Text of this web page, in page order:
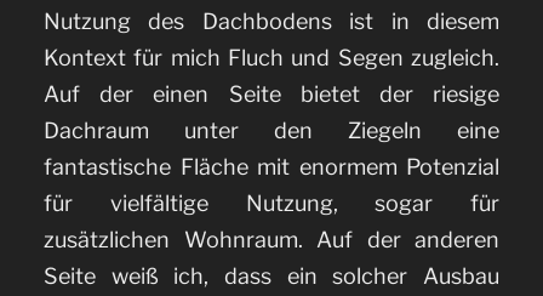
Nutzung des Dachbodens ist in diesem
Kontext für mich Fluch und Segen zugleich.
Auf der einen Seite bietet der riesige
Dachraum unter den Ziegeln eine
fantastische Fläche mit enormem Potenzial
für vielfältige Nutzung, sogar für
zusätzlichen Wohnraum. Auf der anderen
Seite weiß ich, dass ein solcher Ausbau